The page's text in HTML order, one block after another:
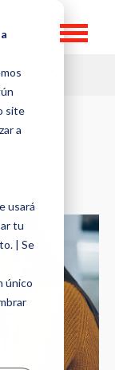
site
a
usará
tu
| Se
único